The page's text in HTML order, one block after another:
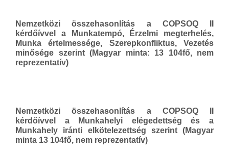
Nemzetközi összehasonlítás a COPSOQ II
kérdőívvel a Munkatempó, Érzelmi megterhelés,
Munka értelmessége, Szerepkonfliktus, Vezetés
minősége szerint (Magyar minta: 13 104fő, nem
reprezentatív)
Nemzetközi összehasonlítás a COPSOQ II
kérdőívvel a Munkahelyi elégedettség és a
Munkahely iránti elkötelezettség szerint (Magyar
minta 13 104fő, nem reprezentatív)